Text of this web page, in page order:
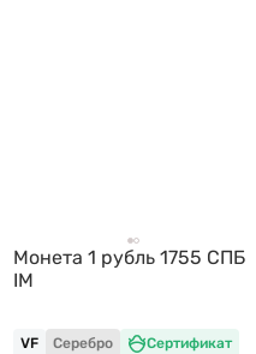
Монета 1 рубль 1755 СПБ
IM
VF Серебро Сертификат